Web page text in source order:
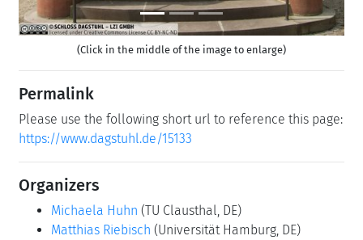
(Click in the middle of the image to enlarge)
Permalink
Please use the following short url to reference this page:
https://www.dagstuhl.de/15133
Organizers
Michaela Huhn (TU Clausthal, DE)
Matthias Riebisch (Universität Hamburg, DE)